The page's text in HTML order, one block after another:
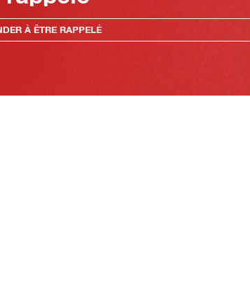
À ÊTRE RAPPELÉ